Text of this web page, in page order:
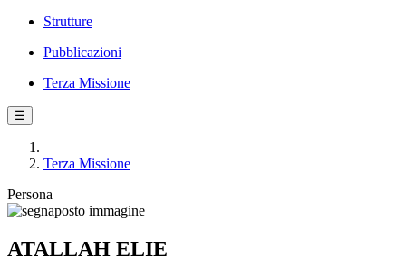
Strutture
Pubblicazioni
Terza Missione
☰
Terza Missione
Persona
ATALLAH ELIE